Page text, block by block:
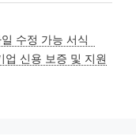
수정 가능 서식
업 신용 보증 및 지원